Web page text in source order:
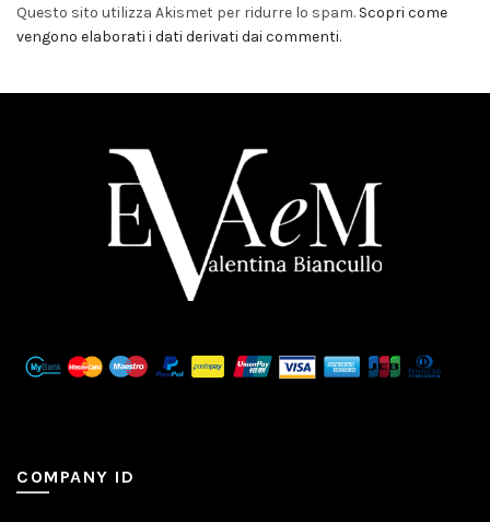
Questo sito utilizza Akismet per ridurre lo spam. Scopri come
vengono elaborati i dati derivati dai commenti.
COMPANY ID